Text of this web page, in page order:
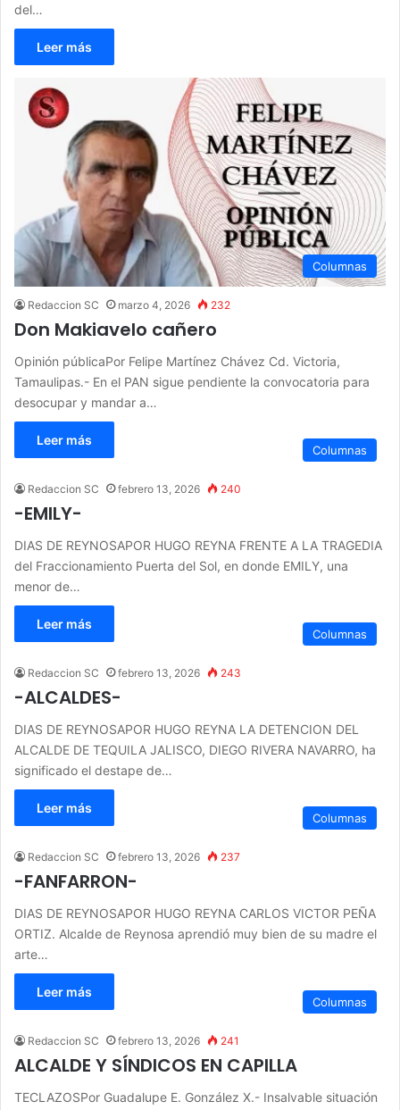
del…
Leer más
Columnas
Redaccion SC marzo 4, 2026 232
Don Makiavelo cañero
Opinión públicaPor Felipe Martínez Chávez Cd. Victoria,
Tamaulipas.- En el PAN sigue pendiente la convocatoria para
desocupar y mandar a…
Leer más
Columnas
Redaccion SC febrero 13, 2026 240
-EMILY-
DIAS DE REYNOSAPOR HUGO REYNA FRENTE A LA TRAGEDIA
del Fraccionamiento Puerta del Sol, en donde EMILY, una
menor de…
Leer más
Columnas
Redaccion SC febrero 13, 2026 243
-ALCALDES-
DIAS DE REYNOSAPOR HUGO REYNA LA DETENCION DEL
ALCALDE DE TEQUILA JALISCO, DIEGO RIVERA NAVARRO, ha
significado el destape de…
Leer más
Columnas
Redaccion SC febrero 13, 2026 237
-FANFARRON-
DIAS DE REYNOSAPOR HUGO REYNA CARLOS VICTOR PEÑA
ORTIZ. Alcalde de Reynosa aprendió muy bien de su madre el
arte…
Leer más
Columnas
Redaccion SC febrero 13, 2026 241
ALCALDE Y SÍNDICOS EN CAPILLA
TECLAZOSPor Guadalupe E. González X.- Insalvable situación